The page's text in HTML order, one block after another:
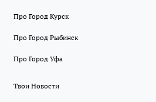
Про Город Курск
Про Город Рыбинск
Про Город Уфа
Твои Новости